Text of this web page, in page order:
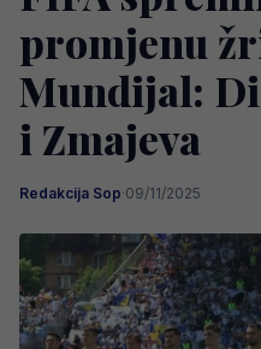
promjenu
Mundijal:
i Zmajeva
Redakcija Sop·09/11/2025